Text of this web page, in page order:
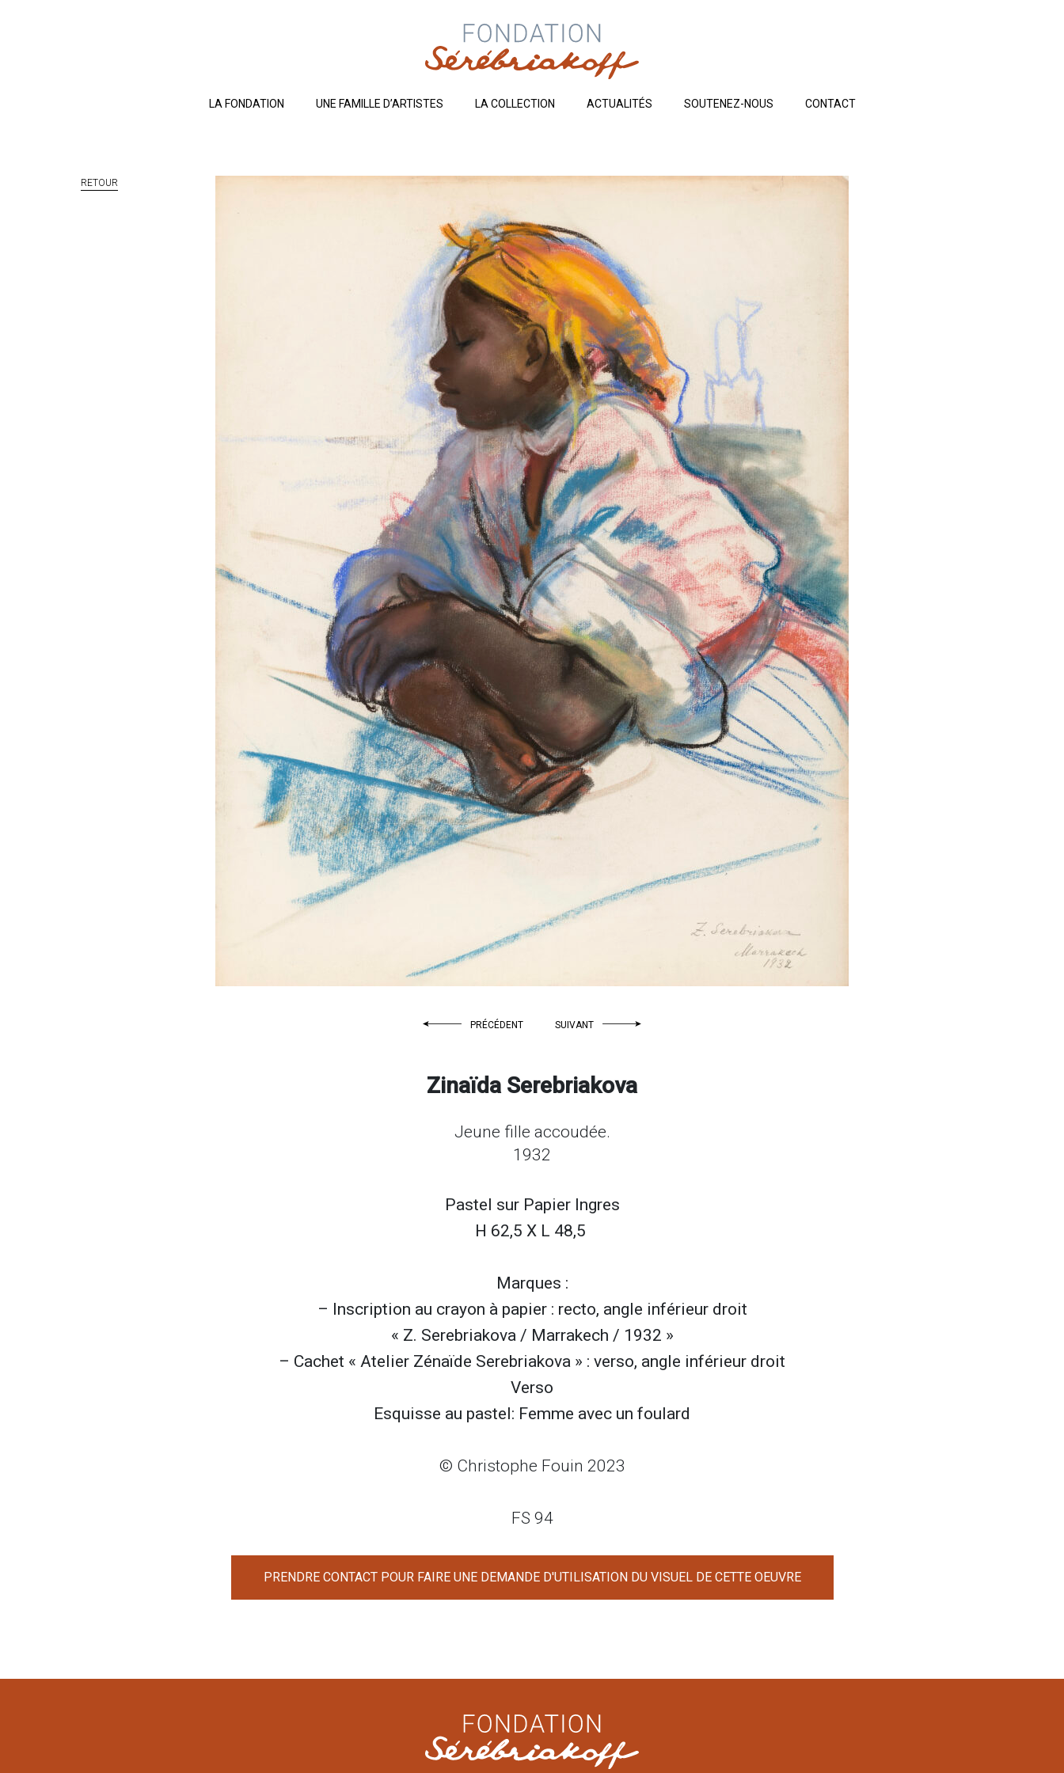
LA FONDATION UNE FAMILLE D’ARTISTES LA COLLECTION ACTUALITÉS SOUTENEZ-NOUS CONTACT
RETOUR
PRÉCÉDENT SUIVANT
Zinaïda Serebriakova
Jeune fille accoudée.
1932
Pastel sur Papier Ingres
H 62,5 X L 48,5
Marques :
– Inscription au crayon à papier : recto, angle inférieur droit
« Z. Serebriakova / Marrakech / 1932 »
– Cachet « Atelier Zénaïde Serebriakova » : verso, angle inférieur droit
Verso
Esquisse au pastel: Femme avec un foulard
© Christophe Fouin 2023
FS 94
PRENDRE CONTACT POUR FAIRE UNE DEMANDE D'UTILISATION DU VISUEL DE CETTE OEUVRE